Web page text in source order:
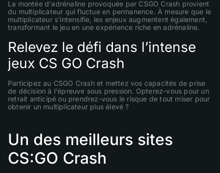
La montée d'adrénaline provoquée par CSGO Crash provient
du multiplicateur qui fluctue en permanence. À mesure que le
multiplicateur s'intensifie, les enjeux augmentent également,
transformant le jeu en une expérience riche en adrénaline.
Relevez le défi dans l’intense
jeux CS GO Crash
Participez au CSGO Crash et mettez vos capacités de prise
de décision à l'épreuve sous pression. Opterez-vous pour un
retrait anticipé ou prendrez-vous le risque de tout miser pour
obtenir un multiplicateur plus élevé ?
Un des meilleurs sites
CS:GO Crash